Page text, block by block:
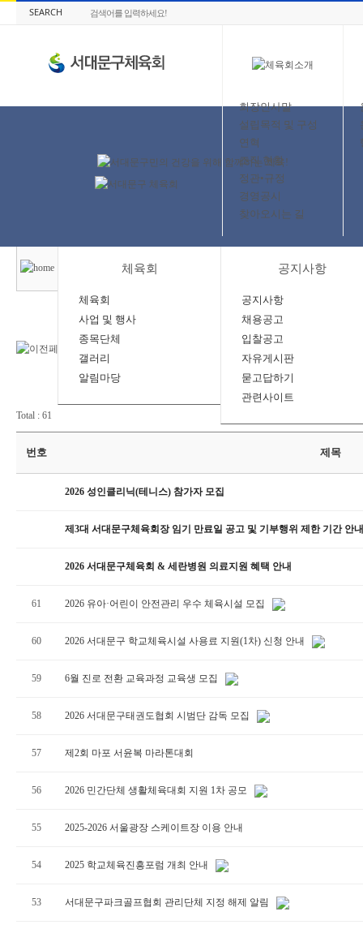
SEARCH
회장인사말
설립목적 및 구성
연혁
조직 현황
정관•규정
경영공시
찾아오시는 길
체육회
체육회
사업 및 행사
종목단체
갤러리
알림마당
공지사항
공지사항
채용공고
입찰공고
자유게시판
묻고답하기
관련사이트
Total : 61
번호 제목
2026 성인클리닉(테니스) 참가자 모집
제3대 서대문구체육회장 임기 만료일 공고 및 기부행위 제한 기간 안내
2026 서대문구체육회 & 세란병원 의료지원 혜택 안내
61 2026 유아·어린이 안전관리 우수 체육시설 모집
60 2026 서대문구 학교체육시설 사용료 지원(1차) 신청 안내
59 6월 진로 전환 교육과정 교육생 모집
58 2026 서대문구태권도협회 시범단 감독 모집
57 제2회 마포 서윤복 마라톤대회
56 2026 민간단체 생활체육대회 지원 1차 공모
55 2025-2026 서울광장 스케이트장 이용 안내
54 2025 학교체육진흥포럼 개최 안내
53 서대문구파크골프협회 관리단체 지정 해제 알림